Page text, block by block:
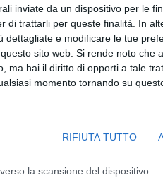
inviate da un dispositivo per le
di trattarli per queste finalità. In
e modificare le tue
sito web. Si rende noto che
ma hai il diritto di opporti a tale
momento tornando su
RIFIUTA TUTTO
la scansione del dispositivo
fra la Città
circa 84 km, di cui
i comuni di
Bagnacavallo e
Città
milioni di euro.